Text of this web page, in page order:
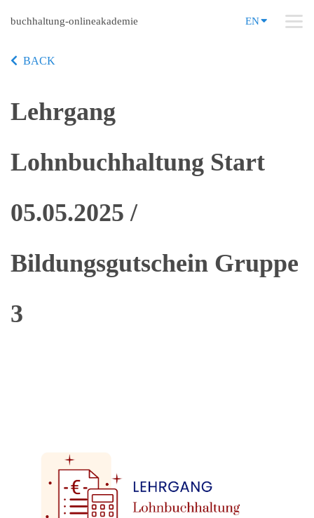
buchhaltung-onlineakademie EN
BACK
Lehrgang
Lohnbuchhaltung Start
05.05.2025 /
Bildungsgutschein Gruppe
3